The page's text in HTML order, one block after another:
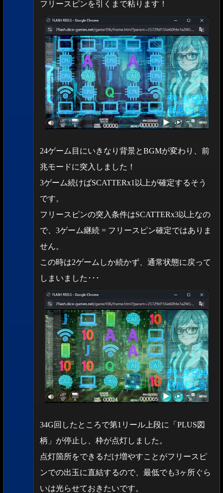
フリースピンを引くまで粘ります！
24ゲーム目にいきなり背景とBGMが変わり、前
兆モードに突入しました！
3ゲーム続けばSCATTERx1以上が確定するそう
です。
フリースピンの突入条件はSCATTERx3以上なの
で、3ゲーム継続 = フリースピン確定ではありま
せん。
この時は2ゲームしか続かず、通常状態に戻って
しまいました･･･
34G回したところで第1リール上段に「PLUS図
柄」が停止し、枠が点灯しました。
点灯箇所をできるだけ増やすことがフリースピ
ンでの出玉に直結するので、最低でも3ヶ所ぐら
いは光らせておきたいです。